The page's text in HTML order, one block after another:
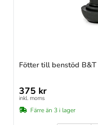
Fötter till benstöd
375 kr
inkl. moms
Färre än 3 i lager